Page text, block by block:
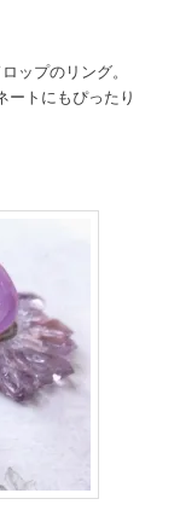
ップのリング。
ートにもぴったり